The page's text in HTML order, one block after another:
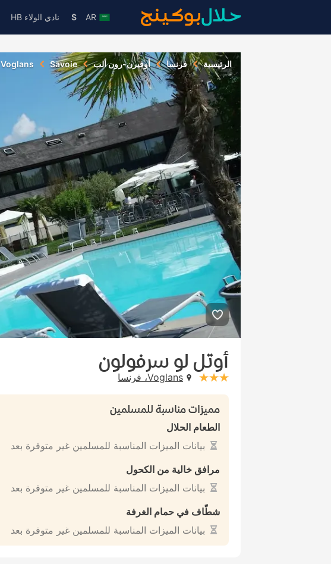
AR
$ نادي الولاء HB
الرئيسية فرنسا أوفيرن-رون ألب Savoie
Voglans
أوتل لو سرفولون
stars: 3
Voglans، فرنسا
مميزات مناسبة للمسلمين
الطعام الحلال
بيانات الميزات المناسبة للمسلمين غير متوفرة بعد
مرافق خالية من الكحول
بيانات الميزات المناسبة للمسلمين غير متوفرة بعد
شطّاف في حمام الغرفة
بيانات الميزات المناسبة للمسلمين غير متوفرة بعد